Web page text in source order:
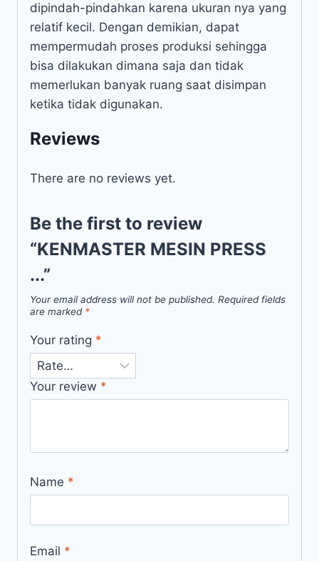
dipindah-pindahkan karena ukuran nya yang
relatif kecil. Dengan demikian, dapat
mempermudah proses produksi sehingga
bisa dilakukan dimana saja dan tidak
memerlukan banyak ruang saat disimpan
ketika tidak digunakan.
Reviews
There are no reviews yet.
Be the first to review
“KENMASTER MESIN PRESS
...”
Your email address will not be published. Required fields
are marked *
Your rating *
Your review *
Name *
Email *